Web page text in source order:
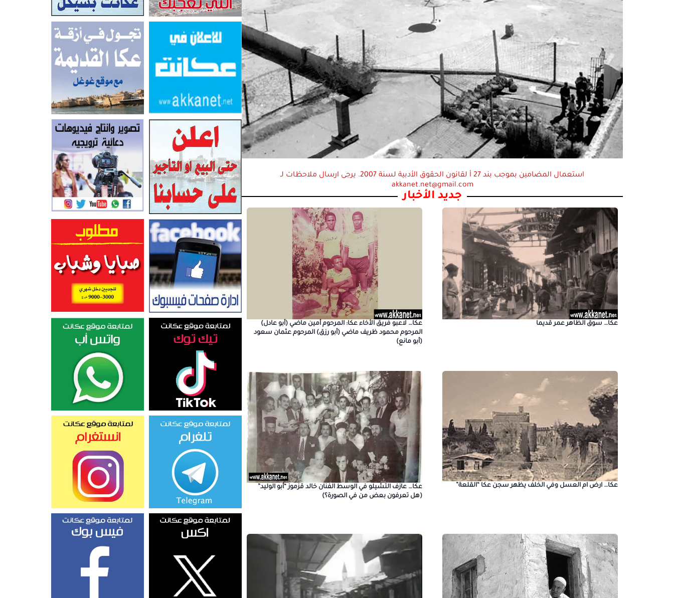
استعمال المضامين بموجب بند 27 أ لقانون الحقوق الأدبية لسنة 2007. يرجى ارسال ملاحظات لـ
akkanet.net@gmail.com
جديد الأخبار
عكا… سوق الظاهر عمر قديما
عكا… لاعبو فريق الأخاء عكا: المرحوم أمين ماضي (أبو عادل)
المرحوم محمود ظريف ماضي (أبو رزق) المرحوم عثمان سعود
(أبو مانع)
عكا… ارض ام العسل وفي الخلف يظهر سجن عكا “القلعة”
عكا… عازف التشيلو في الوسط الفنان خالد قزموز “أبو الوليد”
(هل تعرفون بعض من في الصورة؟)